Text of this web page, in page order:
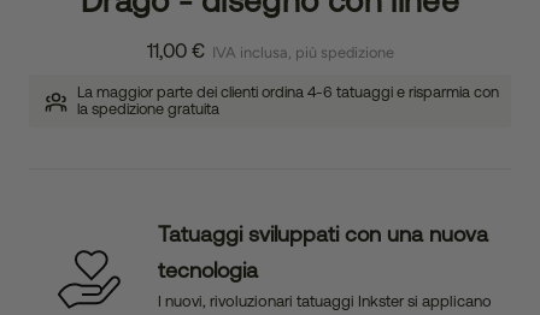
11,00 € IVA inclusa, più spedizione
La maggior parte dei clienti ordina 4-6 tatuaggi e risparmia con
la spedizione gratuita
Tatuaggi sviluppati con una nuova
tecnologia
I nuovi, rivoluzionari tatuaggi Inkster si applicano